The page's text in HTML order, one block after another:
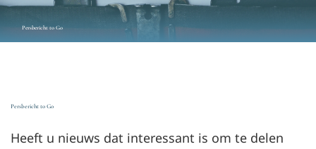
Laatste nieuws
Persbericht to Go
Persbericht to Go
Heeft u nieuws dat interessant is om te delen